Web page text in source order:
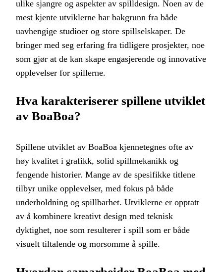
ulike sjangre og aspekter av spilldesign. Noen av de
mest kjente utviklerne har bakgrunn fra både
uavhengige studioer og store spillselskaper. De
bringer med seg erfaring fra tidligere prosjekter, noe
som gjør at de kan skape engasjerende og innovative
opplevelser for spillerne.
Hva karakteriserer spillene utviklet
av BoaBoa?
Spillene utviklet av BoaBoa kjennetegnes ofte av
høy kvalitet i grafikk, solid spillmekanikk og
fengende historier. Mange av de spesifikke titlene
tilbyr unike opplevelser, med fokus på både
underholdning og spillbarhet. Utviklerne er opptatt
av å kombinere kreativt design med teknisk
dyktighet, noe som resulterer i spill som er både
visuelt tiltalende og morsomme å spille.